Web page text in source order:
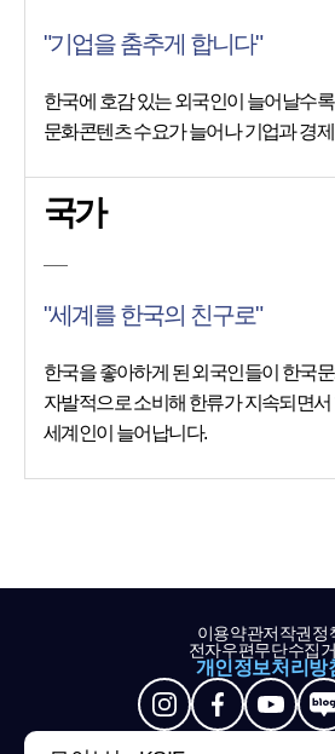
"기업을 춤추게 합니다"
한국에 호감 있는 외국인이 늘어날수
문화콘텐츠 수요가 늘어나 기업과 경
국가
"세계를 한국의 친구로"
한국을 좋아하게 된 외국인들이 한국
자발적으로 소비해 한류가 지속되면
세계인이 늘어납니다.
이용약관저작권정
전자우편무단수집
개인정보처리방